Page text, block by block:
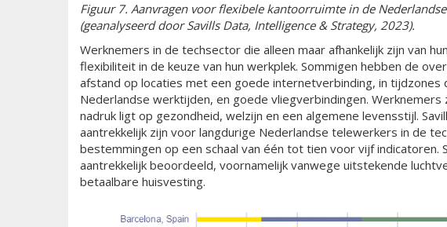
Figuur 7. Aanvragen voor flexibele kantoorruimte in de
(geanalyseerd door Savills Data, Intelligence & Strategy, 2023).
Werknemers in de techsector die alleen maar afhankelijk zijn van
flexibiliteit in de keuze van hun werkplek. Sommigen hebben de
afstand op locaties met een goede internetverbinding, in tijdzones
Nederlandse werktijden, en goede vliegverbindingen.
nadruk ligt op gezondheid, welzijn en een algemene levensstijl.
aantrekkelijk zijn voor langdurige Nederlandse telewerkers in de
bestemmingen op een schaal van één tot tien voor vijf indicatoren.
aantrekkelijk beoordeeld, voornamelijk vanwege uitstekende
betaalbare huisvesting.